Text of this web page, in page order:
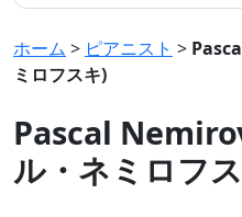
ホーム > ピアニスト >
ミロフスキ)
Pascal
ル・ネミロフ